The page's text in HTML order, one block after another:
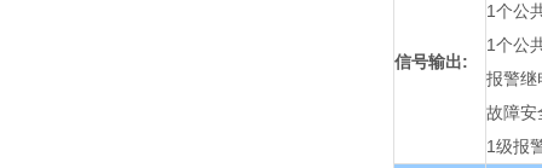
信号输出:
1个公
1个公
报警继
故障安
1级报